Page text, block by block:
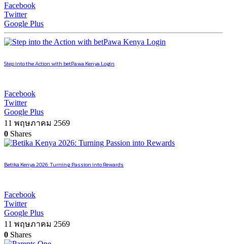
Facebook
Twitter
Google Plus
Step into the Action with betPawa Kenya Login
Facebook
Twitter
Google Plus
11 พฤษภาคม 2569
0 Shares
Betika Kenya 2026: Turning Passion into Rewards
Facebook
Twitter
Google Plus
11 พฤษภาคม 2569
0 Shares